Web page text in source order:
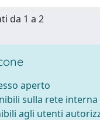
da 1 a 2
aperto
sulla rete interna
agli utenti